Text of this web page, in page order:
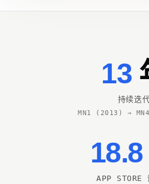
13
持续迭
MN1 (2013) →
18.8
APP STORE